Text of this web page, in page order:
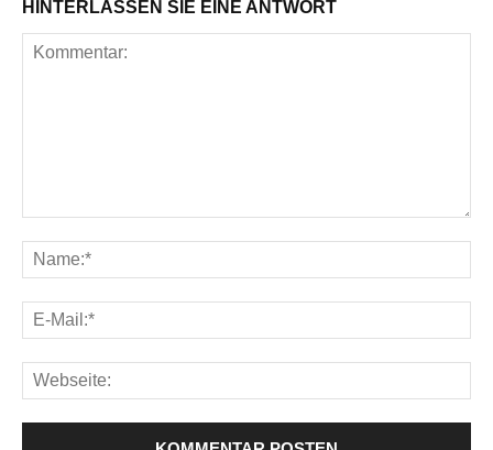
HINTERLASSEN SIE EINE ANTWORT